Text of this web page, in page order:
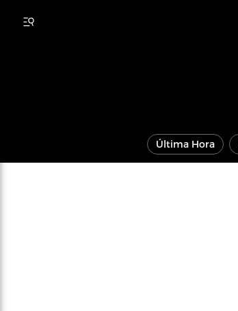
Última Hora